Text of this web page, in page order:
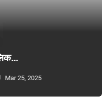
Mar 25, 2025